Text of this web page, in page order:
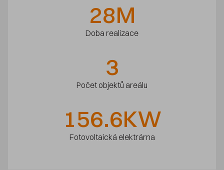
28M
Doba realizace
3
Počet objektů areálu
156.6KW
Fotovoltaická elektrárna